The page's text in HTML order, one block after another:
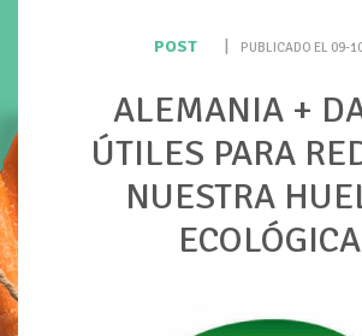
POST PUBLICADO EL 09-
ALEMANIA +
ÚTILES PARA
NUESTRA
ECOLÓGICA